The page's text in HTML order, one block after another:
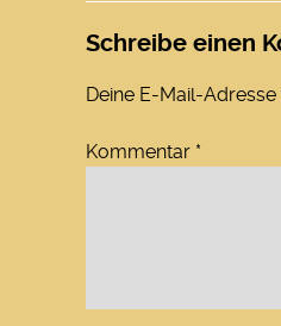
Schreibe einen
Deine E-Mail-
Kommentar *